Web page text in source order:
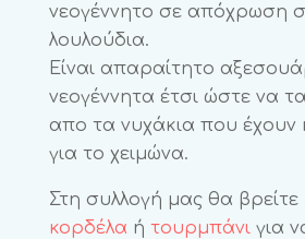
νεογέννητο σε απόχρωση
λουλούδια.
Είναι απαραίτητο
νεογέννητα έτσι ώστε να
απο τα νυχάκια που έχουν
για το χειμώνα.
Στη συλλογή μας θα βρείτε
κορδέλα ή τουρμπάνι για